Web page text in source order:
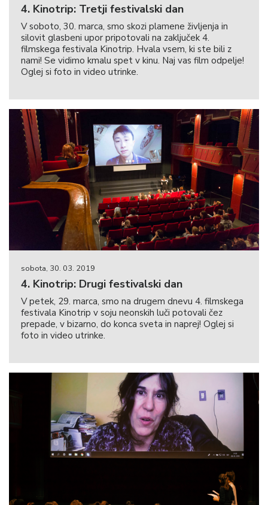
4. Kinotrip: Tretji festivalski dan
V soboto, 30. marca, smo skozi plamene življenja in
silovit glasbeni upor pripotovali na zaključek 4.
filmskega festivala Kinotrip. Hvala vsem, ki ste bili z
nami! Se vidimo kmalu spet v kinu. Naj vas film odpelje!
Oglej si foto in video utrinke.
sobota, 30. 03. 2019
4. Kinotrip: Drugi festivalski dan
V petek, 29. marca, smo na drugem dnevu 4. filmskega
festivala Kinotrip v soju neonskih luči potovali čez
prepade, v bizarno, do konca sveta in naprej! Oglej si
foto in video utrinke.